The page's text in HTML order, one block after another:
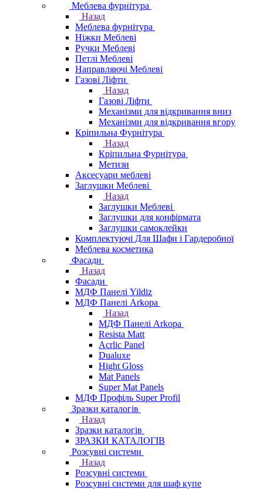
Меблева фурнітура
Назад
Меблева фурнітура
Ніжки Меблеві
Ручки Меблеві
Петлі Меблеві
Направляючі Меблеві
Газові Ліфти
Назад
Газові Ліфти
Механізми для відкривання вниз
Механізми для відкривання вгору
Кріпильна Фурнітура
Назад
Кріпильна Фурнітура
Метизи
Аксесуари меблеві
Заглушки Меблеві
Назад
Заглушки Меблеві
Заглушки для конфірмата
Заглушки самоклейки
Комплектуючі Для Шафи і Гардеробної
Меблева косметика
Фасади
Назад
Фасади
МДФ Панелі Yildiz
МДФ Панелі Arkopa
Назад
МДФ Панелі Arkopa
Resista Matt
Acrlic Panel
Dualuxe
Hight Gloss
Mat Panels
Super Mat Panels
МДФ Профіль Super Profil
Зразки каталогів
Назад
Зразки каталогів
ЗРАЗКИ КАТАЛОГІВ
Розсувні системи
Назад
Розсувні системи
Розсувні системи для шаф купе